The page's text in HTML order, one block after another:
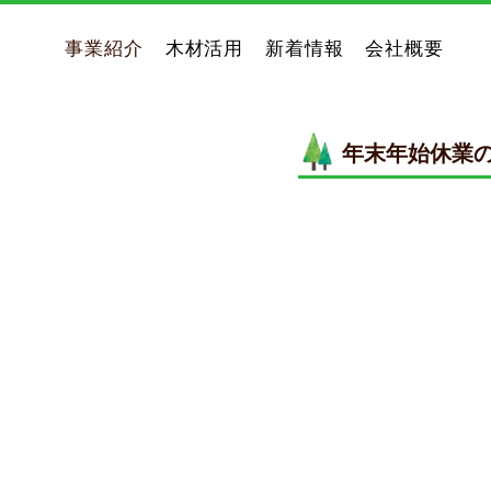
事業紹介 木材活用 新着情報 会社概要
年末年始休業